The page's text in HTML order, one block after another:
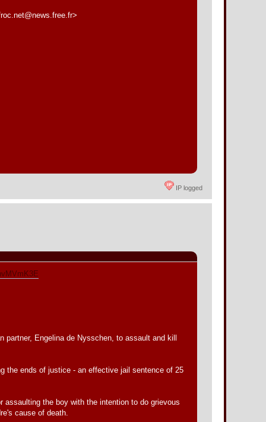
IP logged
partner, Engelina de Nysschen, to assault and kill
the ends of justice - an effective jail sentence of 25
the boy with the intention to do grievous
cause of death.